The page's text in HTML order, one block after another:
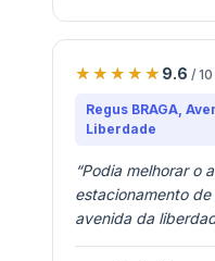
9.6 / 10
Regus BRAGA,
Liberdade
“Podia melhorar o
estacionamento
avenida da